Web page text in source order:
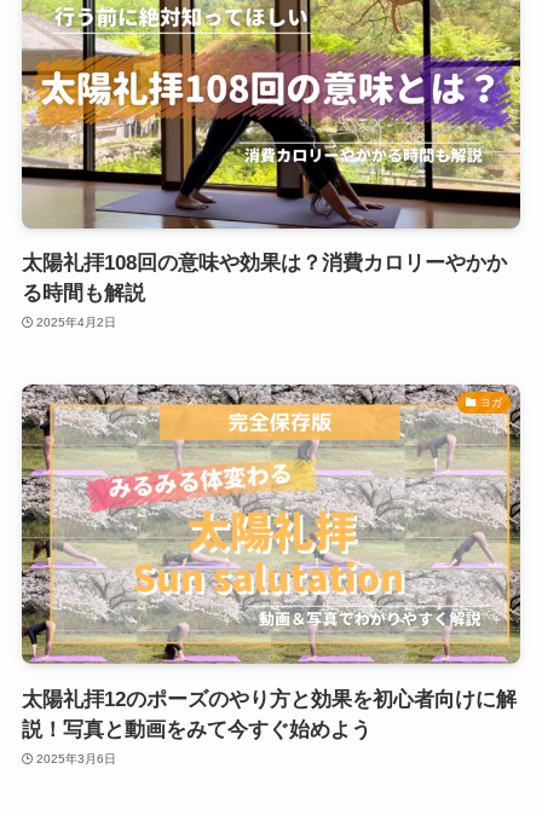
太陽礼拝108回の意味や効果は？消費カロリーやかか
る時間も解説
2025年4月2日
ヨガ
太陽礼拝12のポーズのやり方と効果を初心者向けに解
説！写真と動画をみて今すぐ始めよう
2025年3月6日